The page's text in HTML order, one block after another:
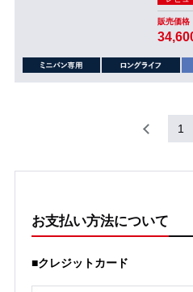
販売価格
1
お支払い方法について
■クレジットカード